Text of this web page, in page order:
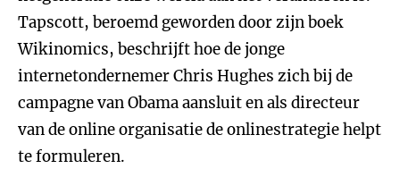
Tapscott, beroemd geworden door zijn boek
Wikinomics, beschrijft hoe de jonge
internetondernemer Chris Hughes zich bij de
campagne van Obama aansluit en als directeur
van de online organisatie de onlinestrategie helpt
te formuleren.